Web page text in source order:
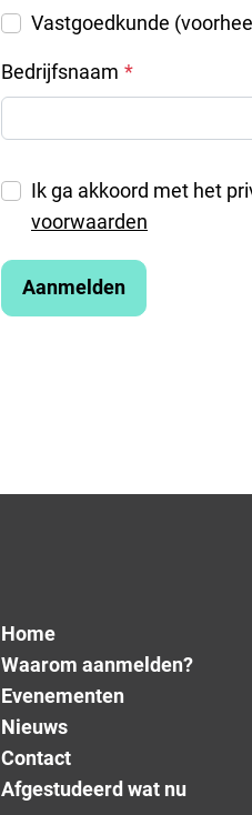
Vastgoedkunde
Bedrijfsnaam
Ik ga akkoord met het
voorwaarden
Aanmelden
Home
Waarom aanmelden?
Evenementen
Nieuws
Contact
Afgestudeerd wat nu